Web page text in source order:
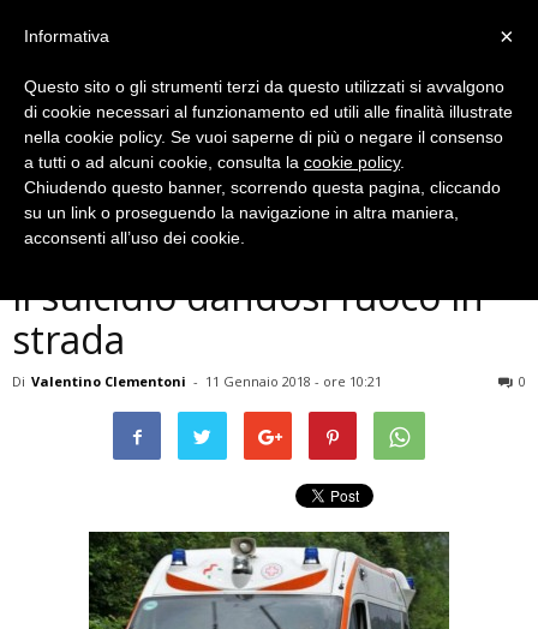
Cronaca
Terni, ragazzo ternano tenta
il suicidio dandosi fuoco in
strada
Di Valentino Clementoni - 11 Gennaio 2018 - ore 10:21 0
×
Informativa
Questo sito o gli strumenti terzi da questo utilizzati si avvalgono
di cookie necessari al funzionamento ed utili alle finalità illustrate
nella cookie policy. Se vuoi saperne di più o negare il consenso
a tutti o ad alcuni cookie, consulta la cookie policy.
Chiudendo questo banner, scorrendo questa pagina, cliccando
su un link o proseguendo la navigazione in altra maniera,
acconsenti all’uso dei cookie.